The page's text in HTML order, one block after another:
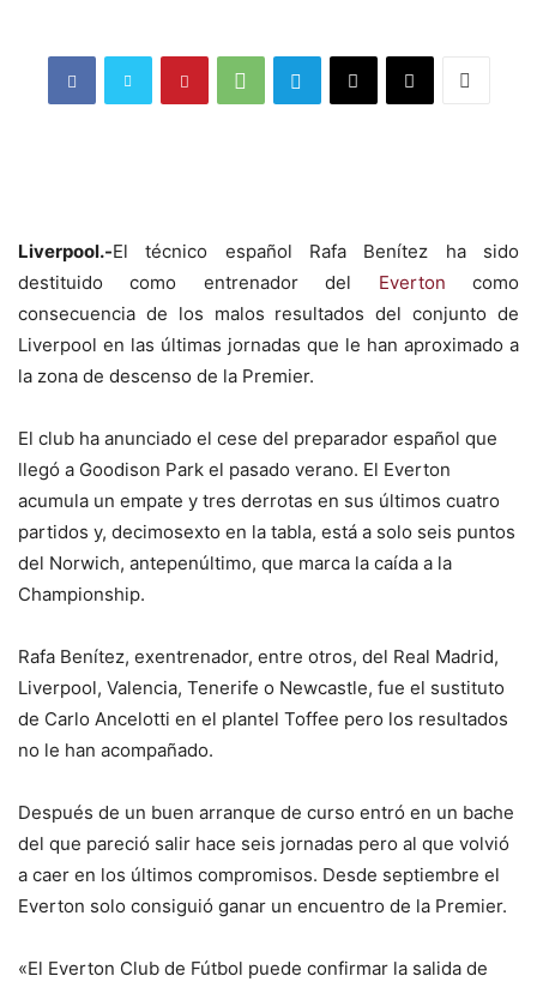
Liverpool.-El técnico español Rafa Benítez ha sido
destituido como entrenador del Everton como
consecuencia de los malos resultados del conjunto de
Liverpool en las últimas jornadas que le han aproximado a
la zona de descenso de la Premier.
El club ha anunciado el cese del preparador español que
llegó a Goodison Park el pasado verano. El Everton
acumula un empate y tres derrotas en sus últimos cuatro
partidos y, decimosexto en la tabla, está a solo seis puntos
del Norwich, antepenúltimo, que marca la caída a la
Championship.
Rafa Benítez, exentrenador, entre otros, del Real Madrid,
Liverpool, Valencia, Tenerife o Newcastle, fue el sustituto
de Carlo Ancelotti en el plantel Toffee pero los resultados
no le han acompañado.
Después de un buen arranque de curso entró en un bache
del que pareció salir hace seis jornadas pero al que volvió
a caer en los últimos compromisos. Desde septiembre el
Everton solo consiguió ganar un encuentro de la Premier.
«El Everton Club de Fútbol puede confirmar la salida de